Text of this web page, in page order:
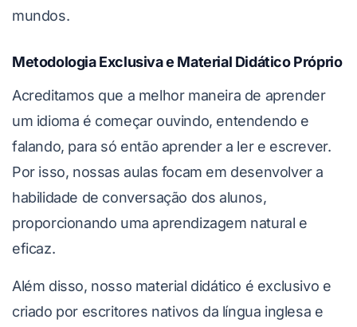
mundos.
Metodologia Exclusiva e Material Didático Próprio
Acreditamos que a melhor maneira de aprender
um idioma é começar ouvindo, entendendo e
falando, para só então aprender a ler e escrever.
Por isso, nossas aulas focam em desenvolver a
habilidade de conversação dos alunos,
proporcionando uma aprendizagem natural e
eficaz.
Além disso, nosso material didático é exclusivo e
criado por escritores nativos da língua inglesa e